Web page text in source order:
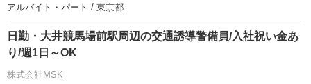
アルバイト・パート / 東京都
日勤・大井競馬場前駅周辺の交通誘導警備員/入社祝い金あ
り/週1日～OK
株式会社MSK